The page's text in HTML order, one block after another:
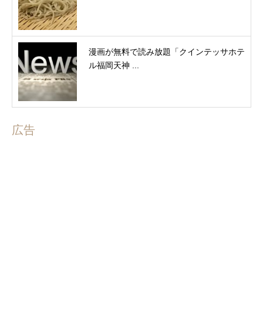
漫画が無料で読み放題「クインテッサホテ
ル福岡天神 ...
広告